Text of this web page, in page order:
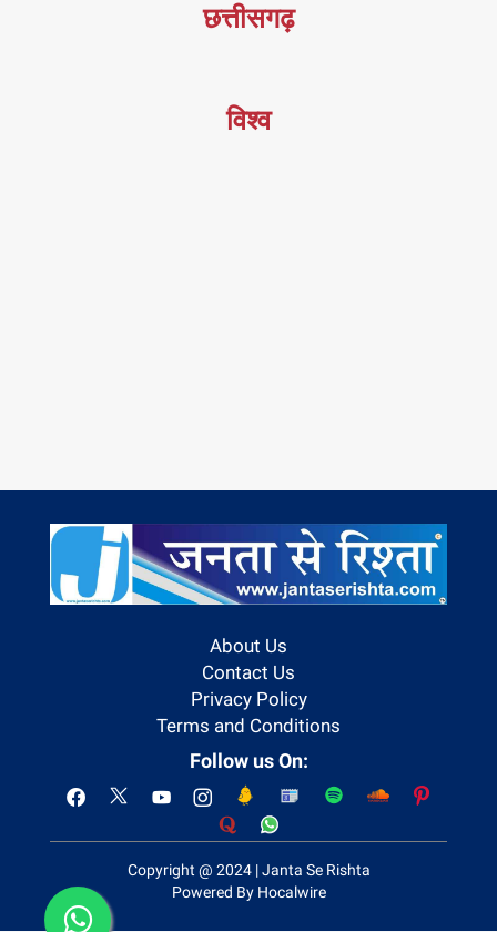
छत्तीसगढ़
विश्व
About Us
Contact Us
Privacy Policy
Terms and Conditions
Follow us On:
Copyright @ 2024 | Janta Se Rishta
Powered By Hocalwire